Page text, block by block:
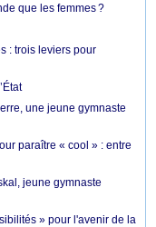
que les femmes ?
: trois leviers pour
une jeune gymnaste
paraître « cool » : entre
jeune gymnaste
» pour l'avenir de la